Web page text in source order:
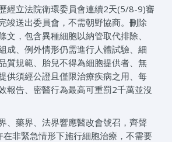
經立法院衛環委員會連續2天(5/8-9)審
竣送出委員會，不需朝野協商。刪除
文，包含異種細胞以納管取代排除、
成、例外情形仍需進行人體試驗、細
質規範、胎兒不得為細胞提供者、無
供須經公證且僅限治療疾病之用、每
報告、密醫行為最高可重罰2千萬並沒
、藥界、法界響應醫改會號召，齊聲
在非緊急情形下施行細胞治療，不需要